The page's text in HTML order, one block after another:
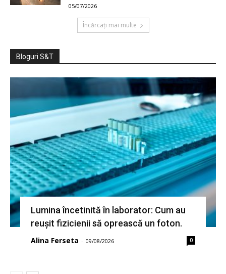
05/07/2026
Încărcați mai multe
Bloguri S&T
Lumina încetinită în laborator: Cum au
reușit fizicienii să oprească un foton.
Alina Ferseta - 09/08/2026 0